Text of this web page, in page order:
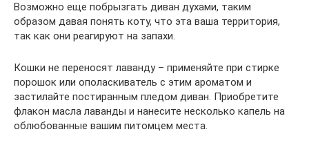
Возможно еще побрызгать диван духами, таким
образом давая понять коту, что эта ваша территория,
так как они реагируют на запахи.
Кошки не переносят лаванду – применяйте при стирке
порошок или ополаскиватель с этим ароматом и
застилайте постиранным пледом диван. Приобретите
флакон масла лаванды и нанесите несколько капель на
облюбованные вашим питомцем места.